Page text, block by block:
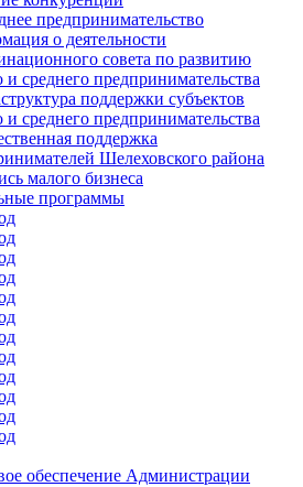
предпринимательство
о деятельности
совета по развитию
и среднего предпринимательства
поддержки субъектов
и среднего предпринимательства
поддержка
Шелеховского района
малого бизнеса
программы
обеспечение Администрации